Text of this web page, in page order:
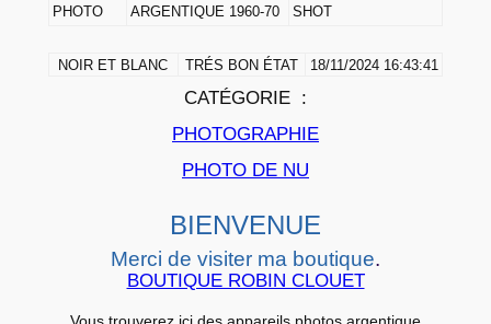
PHOTO
ARGENTIQUE 1960-70
SHOT
NOIR ET BLANC TRÉS BON ÉTAT 18/11/2024 16:43:41
CATÉGORIE :
PHOTOGRAPHIE
PHOTO DE NU
BIENVENUE
Merci de visiter ma boutique.
BOUTIQUE ROBIN CLOUET
Vous trouverez ici des appareils photos argentique